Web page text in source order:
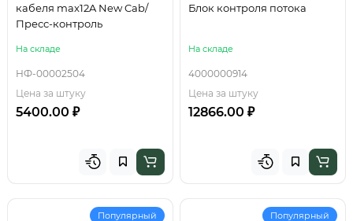
кабеля max12A New Cab/
Пресс-контроль
На складе
НФ-00002504
Цена за штуку
5400.00 ₽
Блок контроля потока
На складе
4000000914
Цена за штуку
12866.00 ₽
Популярный Популярный